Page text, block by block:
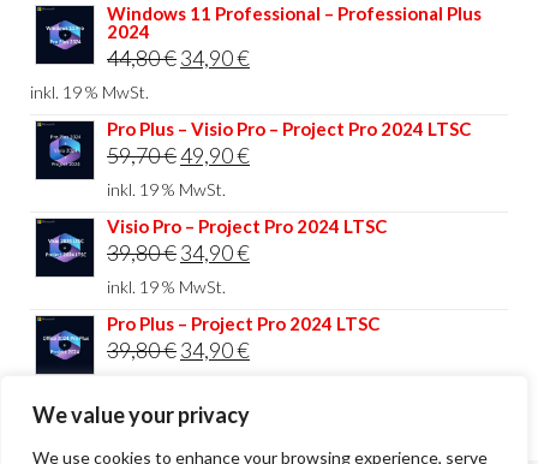
We value your privacy
We use cookies to enhance your browsing experience, serve
Windows 11 Professional – Professional Plus
2024
44,80€Ursprünglicher
war:
44,80 €
34,90€Aktueller
ist:
34,90 €.
inkl. 19 % MwSt.
Pro Plus – Visio Pro – Project Pro 2024 LTSC
59,70€Ursprünglicher
Preis
war:
59,70 €
49,90€Aktueller
ist:
49,90 €.
inkl. 19 % MwSt.
Visio Pro – Project Pro 2024 LTSC
39,80€Ursprünglicher
Preis
war:
39,80 €
34,90€Aktueller
ist:
34,90 €.
inkl. 19 % MwSt.
Pro Plus – Project Pro 2024 LTSC
39,80€Ursprünglicher
war:
39,80 €
34,90€Aktueller
ist:
34,90 €.